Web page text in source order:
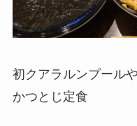
初クアラルンプール
かつとじ定食